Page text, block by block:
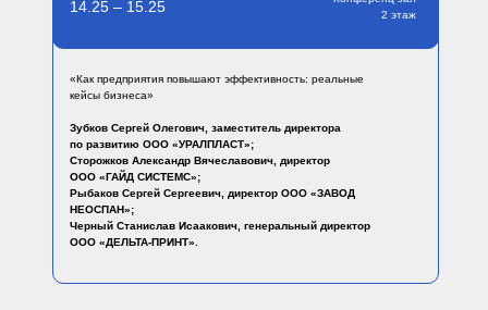
2 этаж
«Как предприятия повышают эффективность: реальные
кейсы бизнеса»
Зубков Сергей Олегович, заместитель директора
по развитию ООО «УРАЛПЛАСТ»;
Сторожков Александр Вячеславович, директор
ООО «ГАЙД СИСТЕМС»;
Рыбаков Сергей Сергеевич, директор ООО «ЗАВОД
НЕОСПАН»;
Черный Станислав Исаакович, генеральный директор
ООО «ДЕЛЬТА-ПРИНТ».
14.25 – 15.25